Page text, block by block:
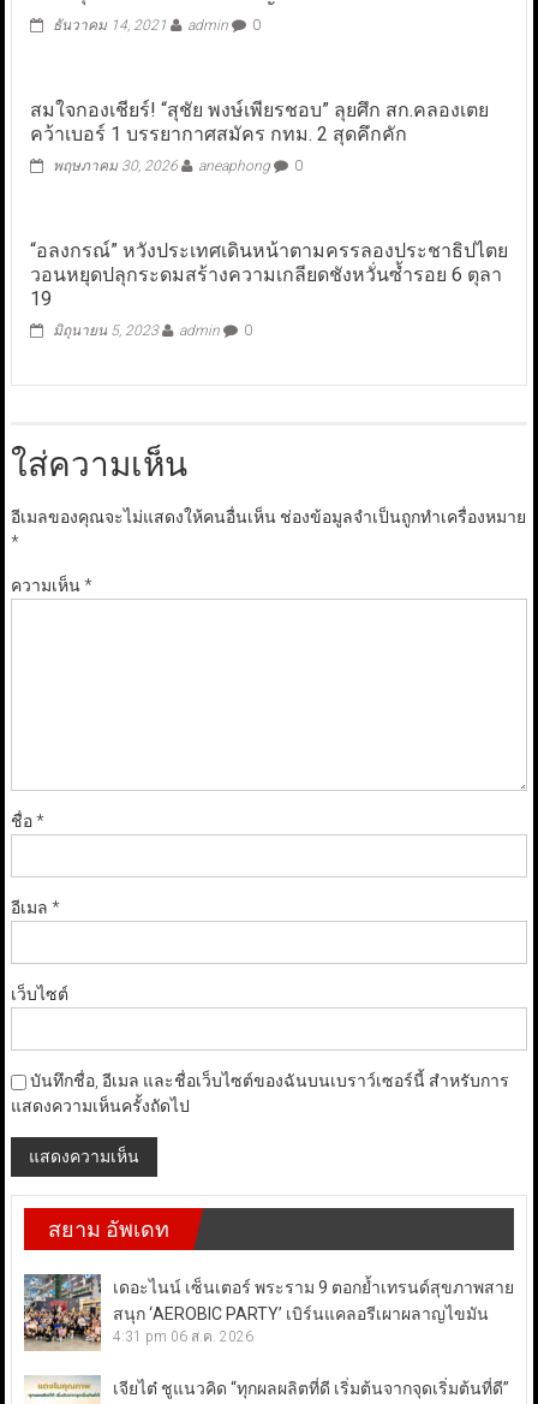
ธันวาคม 14, 2021 admin 0
สมใจกองเชียร์! “สุชัย พงษ์เพียรชอบ” ลุยศึก สก.คลองเตย
คว้าเบอร์ 1 บรรยากาศสมัคร กทม. 2 สุดคึกคัก
พฤษภาคม 30, 2026 aneaphong 0
“อลงกรณ์” หวังประเทศเดินหน้าตามครรลองประชาธิปไตย
วอนหยุดปลุกระดมสร้างความเกลียดชังหวั่นซ้ำรอย 6 ตุลา
19
มิถุนายน 5, 2023 admin 0
ใส่ความเห็น
อีเมลของคุณจะไม่แสดงให้คนอื่นเห็น ช่องข้อมูลจำเป็นถูกทำเครื่องหมาย
*
ความเห็น*
ชื่อ*
อีเมล *
เว็บไซต์
บันทึกชื่อ, อีเมล และชื่อเว็บไซต์ของฉันบนเบราว์เซอร์นี้ สำหรับการ
แสดงความเห็นครั้งถัดไป
สยาม อัพเดท
เดอะไนน์ เซ็นเตอร์ พระราม 9 ตอกย้ำเทรนด์สุขภาพสาย
สนุก ‘AEROBIC PARTY’ เบิร์นแคลอรีเผาผลาญไขมัน
4:31 pm 06 ส.ค. 2026
เจียไต๋ ชูแนวคิด “ทุกผลผลิตที่ดี เริ่มต้นจากจุดเริ่มต้นที่ดี”